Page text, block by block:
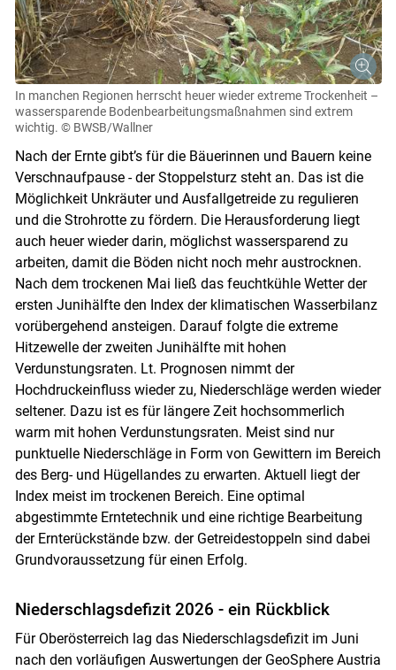
In manchen Regionen herrscht heuer wieder extreme Trockenheit –
wassersparende Bodenbearbeitungsmaßnahmen sind extrem
wichtig. © BWSB/Wallner
Nach der Ernte gibt’s für die Bäuerinnen und Bauern keine
Verschnaufpause - der Stoppelsturz steht an. Das ist die
Möglichkeit Unkräuter und Ausfallgetreide zu regulieren
und die Strohrotte zu fördern. Die Herausforderung liegt
auch heuer wieder darin, möglichst wassersparend zu
arbeiten, damit die Böden nicht noch mehr austrocknen.
Nach dem trockenen Mai ließ das feuchtkühle Wetter der
ersten Junihälfte den Index der klimatischen Wasserbilanz
vorübergehend ansteigen. Darauf folgte die extreme
Hitzewelle der zweiten Junihälfte mit hohen
Verdunstungsraten. Lt. Prognosen nimmt der
Hochdruckeinfluss wieder zu, Niederschläge werden wieder
seltener. Dazu ist es für längere Zeit hochsommerlich
warm mit hohen Verdunstungsraten. Meist sind nur
punktuelle Niederschläge in Form von Gewittern im Bereich
des Berg- und Hügellandes zu erwarten. Aktuell liegt der
Index meist im trockenen Bereich. Eine optimal
abgestimmte Erntetechnik und eine richtige Bearbeitung
der Ernterückstände bzw. der Getreidestoppeln sind dabei
Grundvoraussetzung für einen Erfolg.
Niederschlagsdefizit 2026 - ein Rückblick
Für Oberösterreich lag das Niederschlagsdefizit im Juni
nach den vorläufigen Auswertungen der GeoSphere Austria